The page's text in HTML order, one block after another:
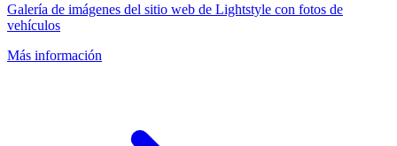
Galería de imágenes del sitio web de Lightstyle con fotos de
vehículos
Más información